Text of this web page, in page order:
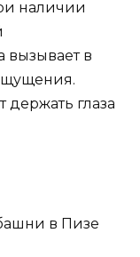
наличии
вызывает в
глаза
в Пизе